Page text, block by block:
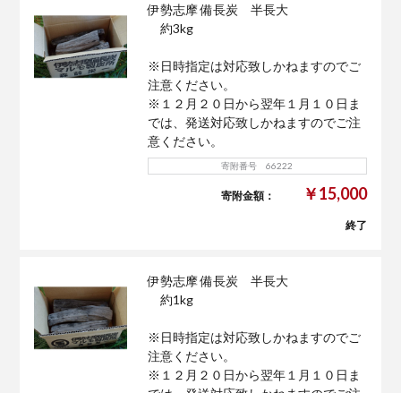
伊勢志摩 備長炭 半長大
約3kg
※日時指定は対応致しかねますのでご
注意ください。
※１２月２０日から翌年１月１０日ま
では、発送対応致しかねますのでご注
意ください。
寄附番号 66222
寄附金額： ￥15,000
終了
伊勢志摩 備長炭 半長大
約1kg
※日時指定は対応致しかねますのでご
注意ください。
※１２月２０日から翌年１月１０日ま